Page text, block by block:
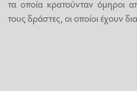
τα οποία κρατούνταν όμηροι
τους δράστες, οι οποίοι έχουν